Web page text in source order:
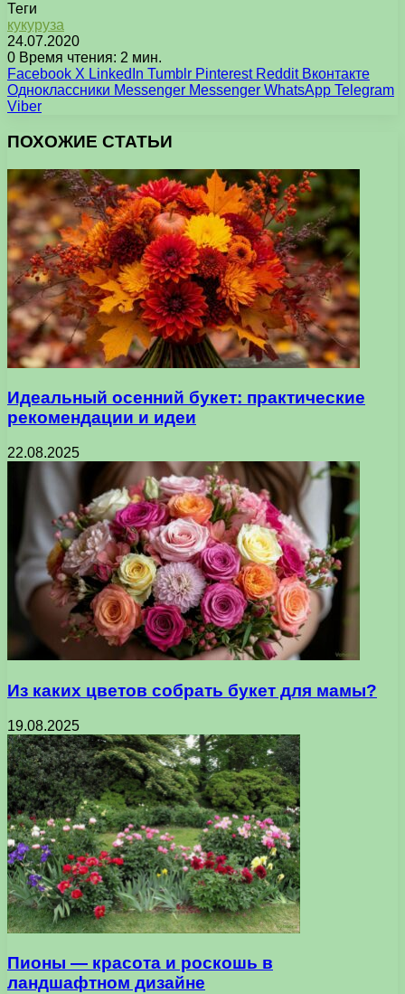
Теги
кукуруза
24.07.2020
0 Время чтения: 2 мин.
Facebook X LinkedIn Tumblr Pinterest Reddit Вконтакте
Одноклассники Messenger Messenger WhatsApp Telegram
Viber
ПОХОЖИЕ СТАТЬИ
Идеальный осенний букет: практические
рекомендации и идеи
22.08.2025
Из каких цветов собрать букет для мамы?
19.08.2025
Пионы — красота и роскошь в
ландшафтном дизайне